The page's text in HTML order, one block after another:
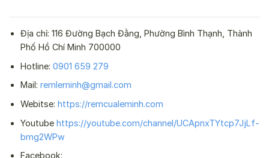
Địa chỉ: 116 Đường Bạch Đằng, Phường Bình Thạnh, Thành
Phố Hồ Chí Minh 700000
Hotline: 0901 659 279
Mail: remleminh@gmail.com
Webitse: https://remcualeminh.com
Youtube https://youtube.com/channel/UCApnxTYtcp7JjLf-
bmg2WPw
Facebook: